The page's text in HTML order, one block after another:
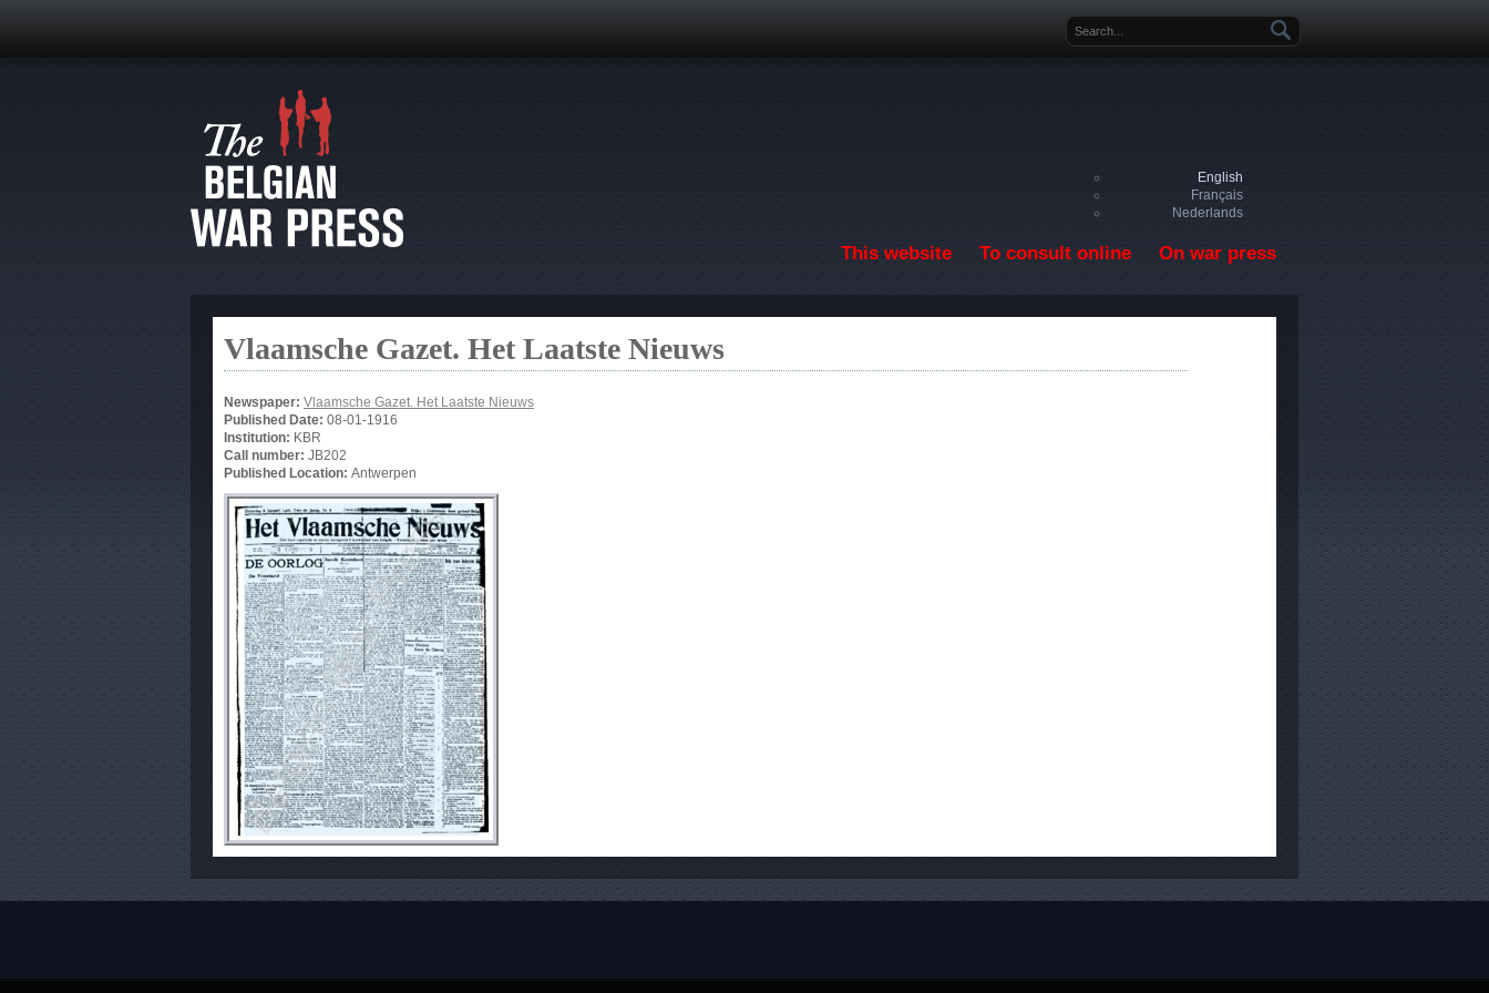
Search form
English
Français
Nederlands
This website To consult online On war press
Vlaamsche Gazet. Het Laatste Nieuws
Newspaper: Vlaamsche Gazet. Het Laatste Nieuws
Published Date: 08-01-1916
Institution: KBR
Call number: JB202
Published Location: Antwerpen